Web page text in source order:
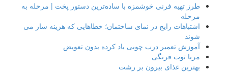
طرز تهیه فرنی خوشمزه با ساده‌ترین دستور پخت | مرحله به
مرحله
اشتباهات رایج در نمای ساختمان؛ خطاهایی که هزینه ساز می
شوند
آموزش تعمیر درب چوبی باد کرده بدون تعویض
مربا توت فرنگی
بهترین غذای بیرون بر رشت